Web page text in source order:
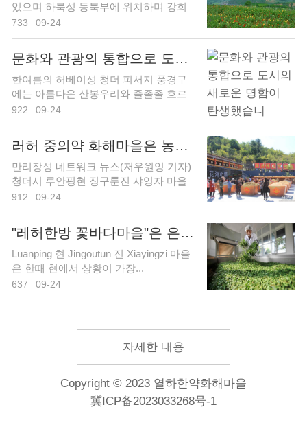
있으며 하북성 동북부에 위치하며 강희
와 건륭의 번...
733 09-24
문화와 관광의 통합으로 도시의 새로운 명함이 탄생했습니
한여름의 허베이성 청더 피서지 풍경구
에는 아름다운 산봉우리와 졸졸졸 흐르
는 물이 있어 많은...
922 09-24
러허 중의약 화해마을은 농업과 관광을 통합하여 빈곤 완
만리장성 네트워크 뉴스(저우원잉 기자)
청더시 루안핑현 징구툰진 샤잉자 마을
은 국가급 빈곤...
912 09-24
"레허한방 꽃바다마을"은 은은한 향기
Luanping 현 Jingoutun 진 Xiayingzi 마을
은 한때 현에서 상황이 가장...
637 09-24
자세한 내용
Copyright © 2023 열하한약화해마을
冀ICP备2023033268号-1